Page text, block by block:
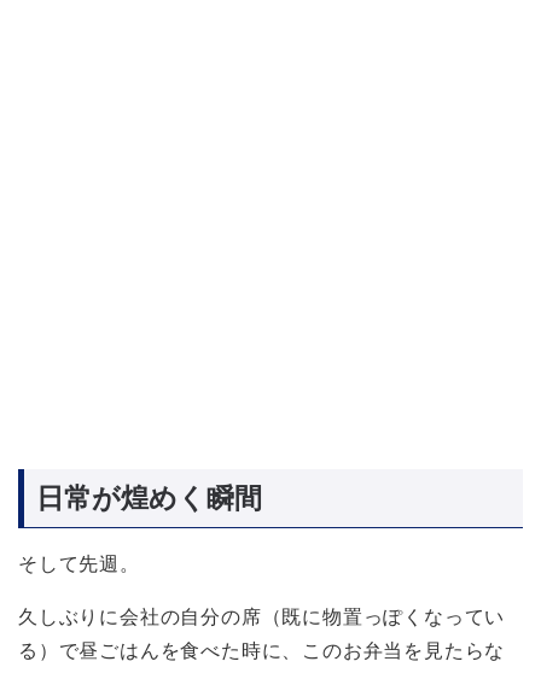
日常が煌めく瞬間
そして先週。
久しぶりに会社の自分の席（既に物置っぽくなってい
る）で昼ごはんを食べた時に、このお弁当を見たらな